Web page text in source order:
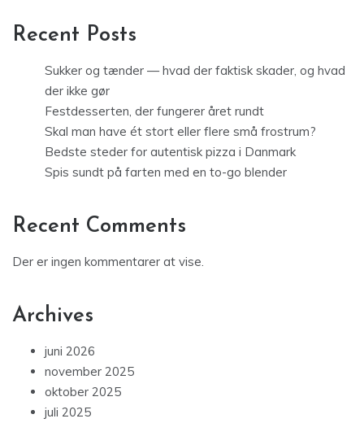
Recent Posts
Sukker og tænder — hvad der faktisk skader, og hvad
der ikke gør
Festdesserten, der fungerer året rundt
Skal man have ét stort eller flere små frostrum?
Bedste steder for autentisk pizza i Danmark
Spis sundt på farten med en to-go blender
Recent Comments
Der er ingen kommentarer at vise.
Archives
juni 2026
november 2025
oktober 2025
juli 2025